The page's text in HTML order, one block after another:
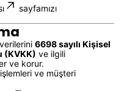
sayfamızı
6698 sayılı Kişisel
(KVKK) ve ilgili
ve korur.
ve müşteri